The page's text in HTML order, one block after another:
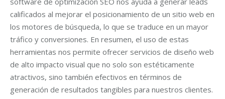
calificados al mejorar el posicionamiento de un sitio web en
los motores de búsqueda, lo que se traduce en un mayor
tráfico y conversiones. En resumen, el uso de estas
herramientas nos permite ofrecer servicios de diseño web
de alto impacto visual que no solo son estéticamente
atractivos, sino también efectivos en términos de
generación de resultados tangibles para nuestros clientes.